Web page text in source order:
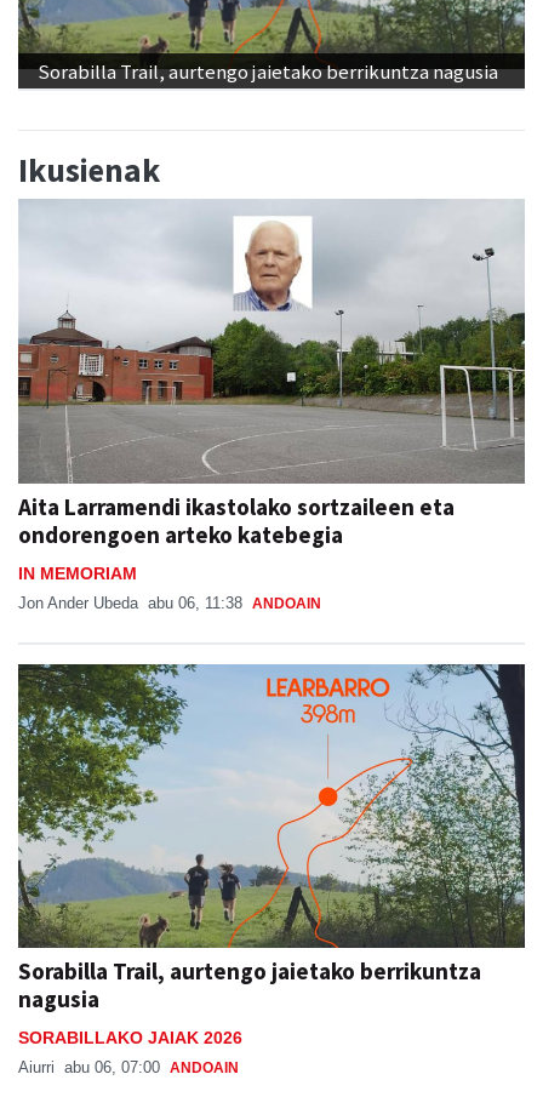
Sorabilla Trail, aurtengo jaietako berrikuntza nagusia
Ikusienak
Aita Larramendi ikastolako sortzaileen eta
ondorengoen arteko katebegia
IN MEMORIAM
Jon Ander Ubeda abu 06, 11:38 ANDOAIN
Sorabilla Trail, aurtengo jaietako berrikuntza
nagusia
SORABILLAKO JAIAK 2026
Aiurri abu 06, 07:00 ANDOAIN